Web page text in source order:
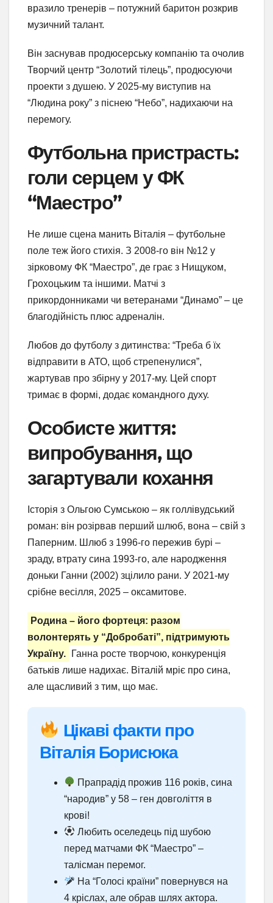
вразило тренерів – потужний баритон розкрив
музичний талант.
Він заснував продюсерську компанію та очолив
Творчий центр “Золотий тілець”, продюсуючи
проекти з душею. У 2025-му виступив на
“Людина року” з піснею “Небо”, надихаючи на
перемогу.
Футбольна пристрасть:
голи серцем у ФК
“Маестро”
Не лише сцена манить Віталія – футбольне
поле теж його стихія. З 2008-го він №12 у
зірковому ФК “Маестро”, де грає з Нищуком,
Грохоцьким та іншими. Матчі з
прикордонниками чи ветеранами “Динамо” – це
благодійність плюс адреналін.
Любов до футболу з дитинства: “Треба б їх
відправити в АТО, щоб стрепенулися”,
жартував про збірну у 2017-му. Цей спорт
тримає в формі, додає командного духу.
Особисте життя:
випробування, що
загартували кохання
Історія з Ольгою Сумською – як голлівудський
роман: він розірвав перший шлюб, вона – свій з
Паперним. Шлюб з 1996-го пережив бурі –
зраду, втрату сина 1993-го, але народження
доньки Ганни (2002) зцілило рани. У 2021-му
срібне весілля, 2025 – оксамитове.
Родина – його фортеця: разом
волонтерять у “Добробаті”, підтримують
Україну.
Ганна росте творчою, конкуренція
батьків лише надихає. Віталій мріє про сина,
але щасливий з тим, що має.
Цікаві факти про
Віталія Борисюка
Прапрадід прожив 116 років, сина
“народив” у 58 – ген довголіття в
крові!
Любить оселедець під шубою
перед матчами ФК “Маестро” –
талісман перемог.
На “Голосі країни” повернувся на
4 кріслах, але обрав шлях актора.